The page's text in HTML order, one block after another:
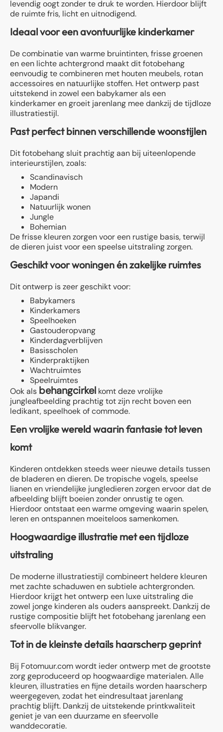
levendig oogt zonder te druk te worden. Hierdoor blijft
de ruimte fris, licht en uitnodigend.
Ideaal voor een avontuurlijke kinderkamer
De combinatie van warme bruintinten, frisse groenen
en een lichte achtergrond maakt dit fotobehang
eenvoudig te combineren met houten meubels, rotan
accessoires en natuurlijke stoffen. Het ontwerp past
uitstekend in zowel een babykamer als een
kinderkamer en groeit jarenlang mee dankzij de tijdloze
illustratiestijl.
Past perfect binnen verschillende woonstijlen
Dit fotobehang sluit prachtig aan bij uiteenlopende
interieurstijlen, zoals:
Scandinavisch
Modern
Japandi
Natuurlijk wonen
Jungle
Bohemian
De frisse kleuren zorgen voor een rustige basis, terwijl
de dieren juist voor een speelse uitstraling zorgen.
Geschikt voor woningen én zakelijke ruimtes
Dit ontwerp is zeer geschikt voor:
Babykamers
Kinderkamers
Speelhoeken
Gastouderopvang
Kinderdagverblijven
Basisscholen
Kinderpraktijken
Wachtruimtes
Speelruimtes
Ook als behangcirkel komt deze vrolijke
jungleafbeelding prachtig tot zijn recht boven een
ledikant, speelhoek of commode.
Een vrolijke wereld waarin fantasie tot leven
komt
Kinderen ontdekken steeds weer nieuwe details tussen
de bladeren en dieren. De tropische vogels, speelse
lianen en vriendelijke jungledieren zorgen ervoor dat de
afbeelding blijft boeien zonder onrustig te ogen.
Hierdoor ontstaat een warme omgeving waarin spelen,
leren en ontspannen moeiteloos samenkomen.
Hoogwaardige illustratie met een tijdloze
uitstraling
De moderne illustratiestijl combineert heldere kleuren
met zachte schaduwen en subtiele achtergronden.
Hierdoor krijgt het ontwerp een luxe uitstraling die
zowel jonge kinderen als ouders aanspreekt. Dankzij de
rustige compositie blijft het fotobehang jarenlang een
sfeervolle blikvanger.
Tot in de kleinste details haarscherp geprint
Bij Fotomuur.com wordt ieder ontwerp met de grootste
zorg geproduceerd op hoogwaardige materialen. Alle
kleuren, illustraties en fijne details worden haarscherp
weergegeven, zodat het eindresultaat jarenlang
prachtig blijft. Dankzij de uitstekende printkwaliteit
geniet je van een duurzame en sfeervolle
wanddecoratie.